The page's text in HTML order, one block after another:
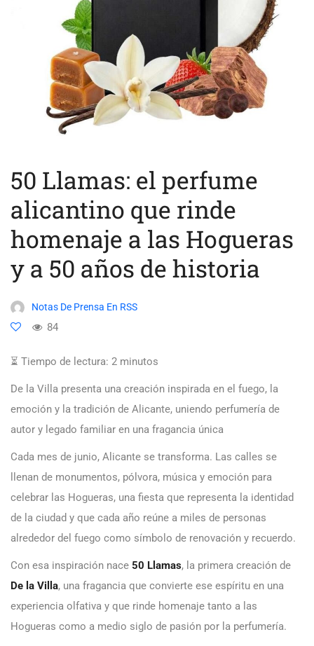
50 Llamas: el perfume
alicantino que rinde
homenaje a las Hogueras
y a 50 años de historia
Notas De Prensa En RSS
84
⏳ Tiempo de lectura: 2 minutos
De la Villa presenta una creación inspirada en el fuego, la
emoción y la tradición de Alicante, uniendo perfumería de
autor y legado familiar en una fragancia única
Cada mes de junio, Alicante se transforma. Las calles se
llenan de monumentos, pólvora, música y emoción para
celebrar las Hogueras, una fiesta que representa la identidad
de la ciudad y que cada año reúne a miles de personas
alrededor del fuego como símbolo de renovación y recuerdo.
Con esa inspiración nace 50 Llamas, la primera creación de
De la Villa, una fragancia que convierte ese espíritu en una
experiencia olfativa y que rinde homenaje tanto a las
Hogueras como a medio siglo de pasión por la perfumería.